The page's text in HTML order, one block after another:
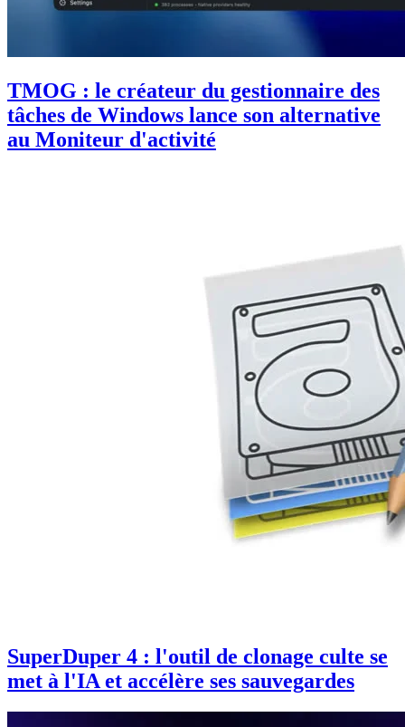
TMOG : le créateur du gestionnaire des
tâches de Windows lance son alternative
au Moniteur d'activité
SuperDuper 4 : l'outil de clonage culte se
met à l'IA et accélère ses sauvegardes